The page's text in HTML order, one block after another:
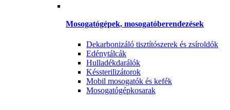
Mosogatógépek, mosogatóberendezések
Dekarbonizáló tisztítószerek és zsíroldók
Edénytálcák
Hulladékdarálók
Késsterilizátorok
Mobil mosogatók és kefék
Mosogatógépkosarak